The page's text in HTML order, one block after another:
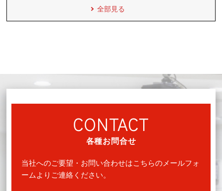
全部見る
CONTACT
各種お問合せ
当社へのご要望・お問い合わせはこちらのメールフォ
ームよりご連絡ください。